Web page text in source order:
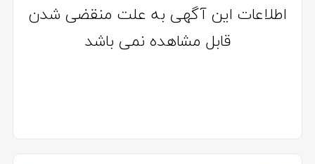
اطلاعات این آگهی به علت منقضی شدن
قابل مشاهده نمی باشد